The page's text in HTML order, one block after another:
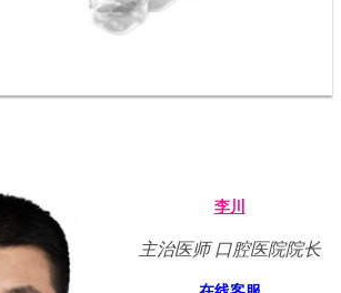
李川
主治医师 口腔医院院长